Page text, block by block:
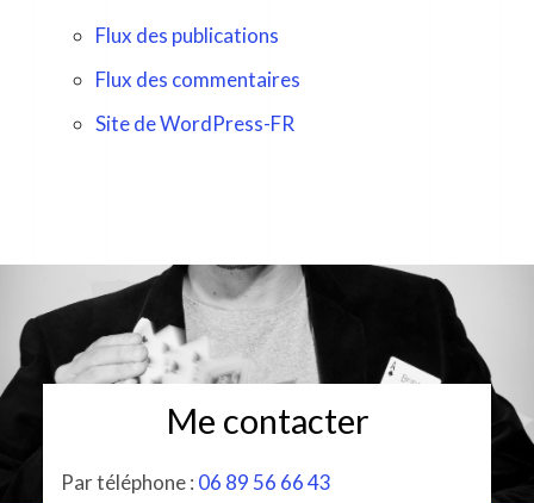
Flux des publications
Flux des commentaires
Site de WordPress-FR
Me contacter
Par téléphone : 06 89 56 66 43